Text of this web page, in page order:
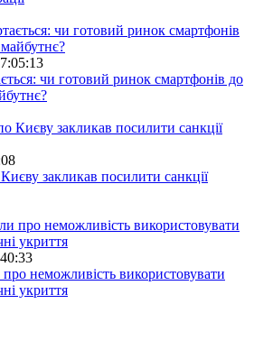
чи готовий ринок смартфонів до
закликав посилити санкції
неможливість використовувати
укриття